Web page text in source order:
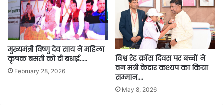
मुख्यमंत्री विष्णु देव साय ने महिला
कृषक बसंती को दी बधाई…..
February 28, 2026
विश्व रेड क्रॉस दिवस पर बच्चों ने
वन मंत्री केदार कश्यप का किया
सम्मान….
May 8, 2026